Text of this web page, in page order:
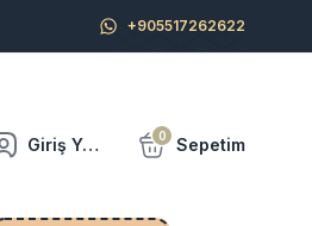
+905517262622
Giriş Yap 0 Sepetim